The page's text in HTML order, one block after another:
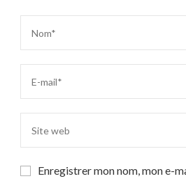
Enregistrer mon nom, mon e-